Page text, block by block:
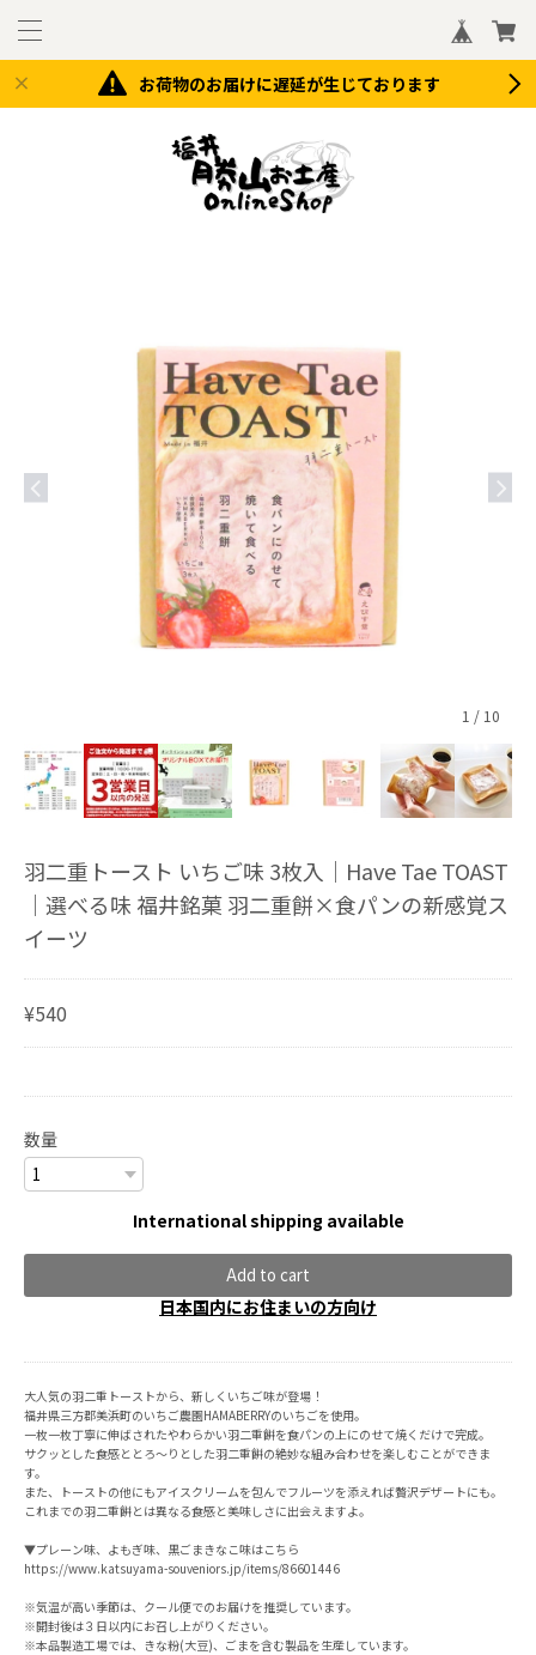
お荷物のお届けに遅延が生じております
1 / 10
羽二重トースト いちご味 3枚入｜Have Tae TOAST
｜選べる味 福井銘菓 羽二重餅×食パンの新感覚ス
イーツ
¥540
数量
International shipping available
Add to cart
日本国内にお住まいの方向け
大人気の羽二重トーストから、新しくいちご味が登場！
福井県三方郡美浜町のいちご農園HAMABERRYのいちごを使用。
一枚一枚丁寧に伸ばされたやわらかい羽二重餅を食パンの上にのせて焼くだけで完成。
サクッとした食感ととろ〜りとした羽二重餅の絶妙な組み合わせを楽しむことができま
す。
また、トーストの他にもアイスクリームを包んでフルーツを添えれば贅沢デザートにも。
これまでの羽二重餅とは異なる食感と美味しさに出会えますよ。
▼プレーン味、よもぎ味、黒ごまきなこ味はこちら
https://www.katsuyama-souveniors.jp/items/86601446
※気温が高い季節は、クール便でのお届けを推奨しています。
※開封後は３日以内にお召し上がりください。
※本品製造工場では、きな粉(大豆)、ごまを含む製品を生産しています。